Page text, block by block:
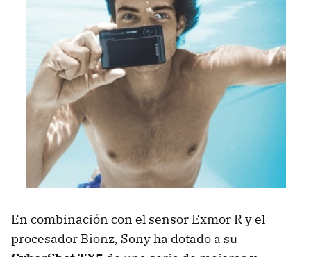
En combinación con el sensor Exmor R y el
procesador Bionz, Sony ha dotado a su